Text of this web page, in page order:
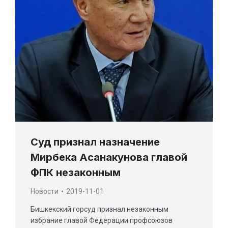
Суд признал назначение
Мирбека Асанакунова главой
ФПК незаконным
Новости 2019-11-01
Бишкекский горсуд признал незаконным
избрание главой Федерации профсоюзов